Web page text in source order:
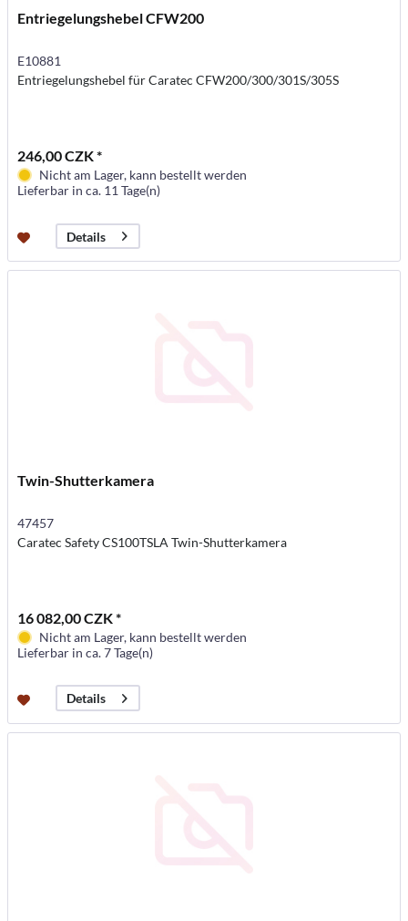
Entriegelungshebel CFW200
E10881
Entriegelungshebel für Caratec CFW200/300/301S/305S
246,00 CZK *
Nicht am Lager, kann bestellt werden
Lieferbar in ca. 11 Tage(n)
Details
Twin-Shutterkamera
47457
Caratec Safety CS100TSLA Twin-Shutterkamera
16 082,00 CZK *
Nicht am Lager, kann bestellt werden
Lieferbar in ca. 7 Tage(n)
Details